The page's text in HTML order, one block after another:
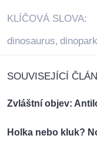
KLÍČOVÁ SLOVA:
dinosaurus, dinopark
SOUVISEJÍCÍ
Zvláštní objev:
Holka nebo kluk?